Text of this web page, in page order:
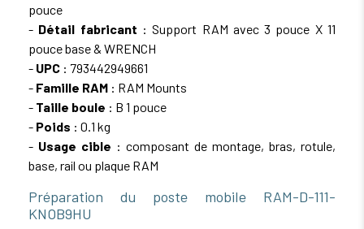
pouce
- Détail fabricant : Support RAM avec 3 pouce X 11
pouce base & WRENCH
- UPC : 793442949661
- Famille RAM : RAM Mounts
- Taille boule : B 1 pouce
- Poids : 0.1 kg
- Usage cible : composant de montage, bras, rotule,
base, rail ou plaque RAM
Préparation du poste mobile RAM-D-111-
KNOB9HU